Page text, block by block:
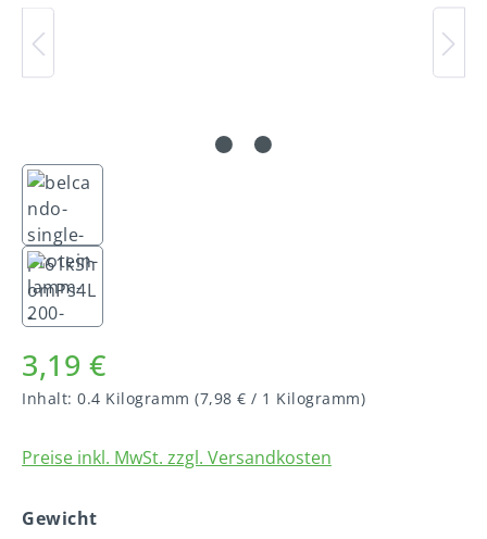
3,19 €
Inhalt: 0.4 Kilogramm (7,98 € / 1 Kilogramm)
Preise inkl. MwSt. zzgl. Versandkosten
Gewichtauswählen